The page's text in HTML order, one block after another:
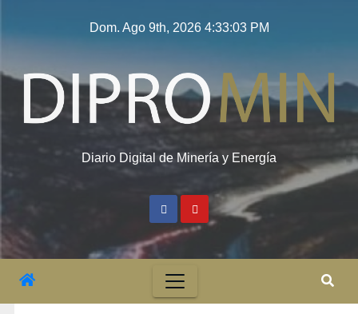
Dom. Ago 9th, 2026 4:33:03 PM
Diario Digital de Minería y Energía